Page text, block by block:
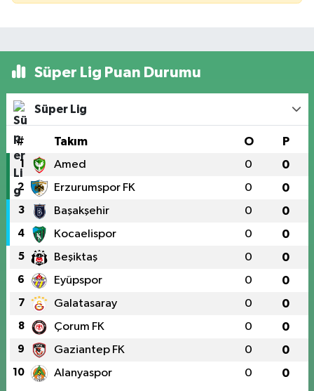
Süper Lig Puan Durumu
Süper Lig
# Takım O P
1 Amed 0 0
2 Erzurumspor FK 0 0
3 Başakşehir 0 0
4 Kocaelispor 0 0
5 Beşiktaş 0 0
6 Eyüpspor 0 0
7 Galatasaray 0 0
8 Çorum FK 0 0
9 Gaziantep FK 0 0
10 Alanyaspor 0 0